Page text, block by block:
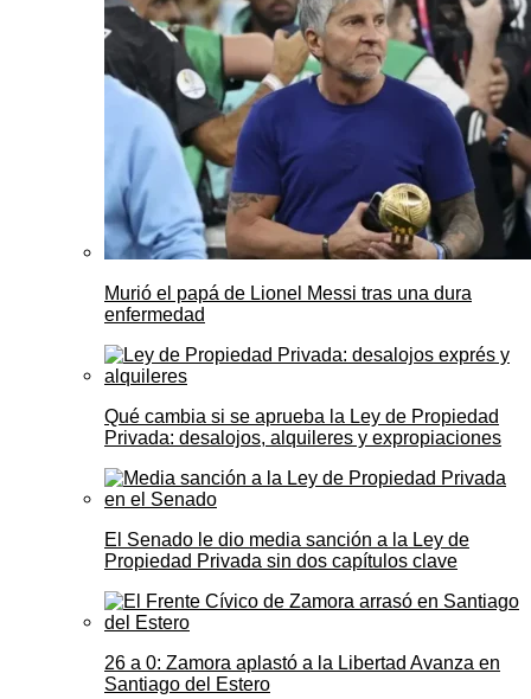
Murió el papá de Lionel Messi tras una dura
enfermedad
Qué cambia si se aprueba la Ley de Propiedad
Privada: desalojos, alquileres y expropiaciones
El Senado le dio media sanción a la Ley de
Propiedad Privada sin dos capítulos clave
26 a 0: Zamora aplastó a la Libertad Avanza en
Santiago del Estero